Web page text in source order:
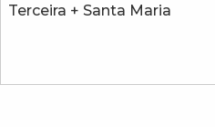
Terceira + Santa Maria